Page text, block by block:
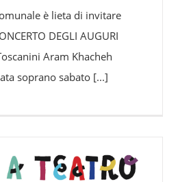
è lieta di invitare
DEGLI AUGURI
Aram Khacheh
soprano sabato [...]